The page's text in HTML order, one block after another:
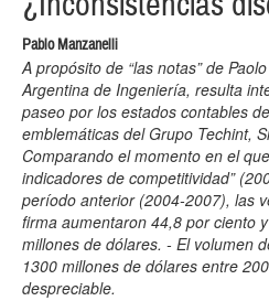
Pablo Manzanelli
A propósito de “las notas” de
Argentina de Ingeniería, resulta
paseo por los estados contables
emblemáticas del Grupo Techint,
Comparando el momento en el
indicadores de competitividad”
período anterior (2004-2007), las
firma aumentaron 44,8 por ciento
millones de dólares. - El volumen
1300 millones de dólares entre
despreciable.